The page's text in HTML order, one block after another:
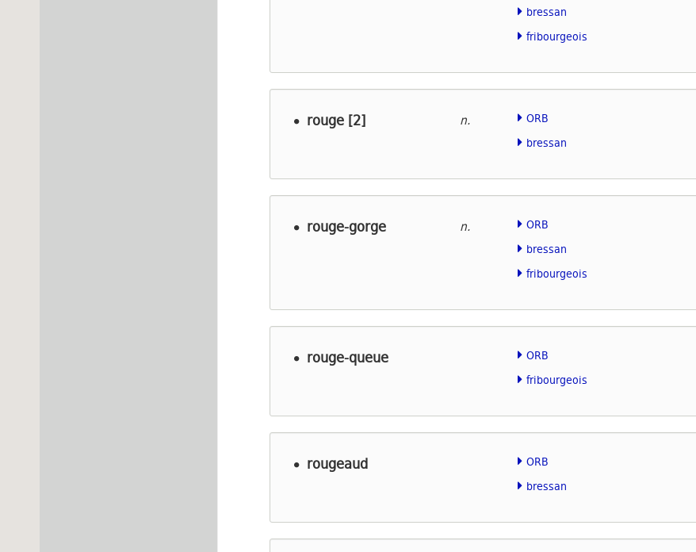
bressan
fribourgeois
rouge [2] n.
ORB
bressan
rouge-gorge n.
ORB
bressan
fribourgeois
rouge-queue
ORB
fribourgeois
rougeaud
ORB
bressan